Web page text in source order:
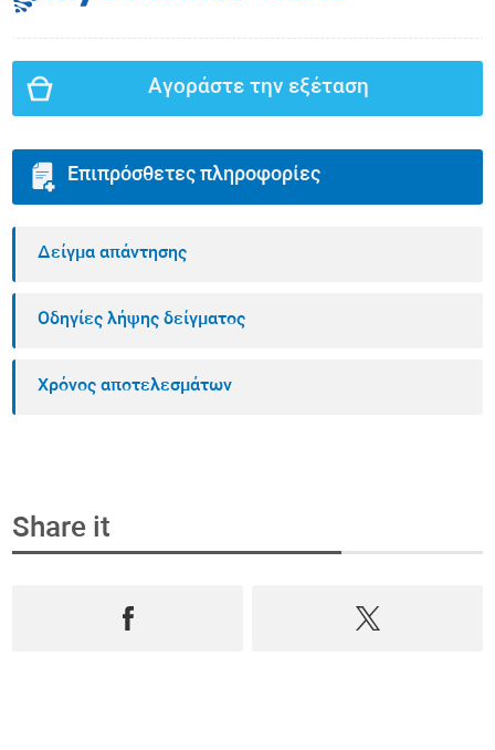
Αγοράστε την εξέταση
Επιπρόσθετες πληροφορίες
Δείγμα απάντησης
Οδηγίες λήψης δείγματος
Χρόνος αποτελεσμάτων
Share it